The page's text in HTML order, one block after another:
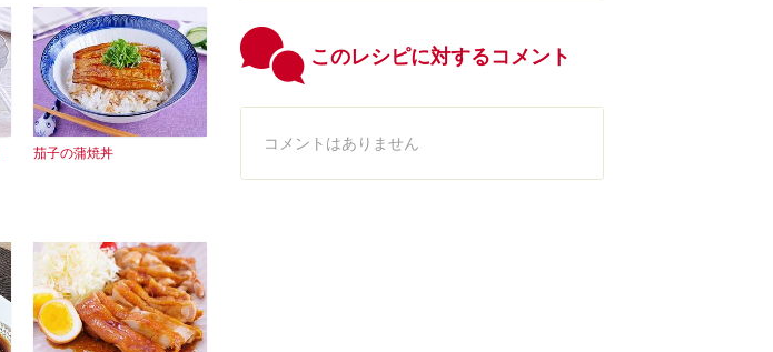
茄子の蒲焼丼
このレシピに対するコメント
コメントはありません